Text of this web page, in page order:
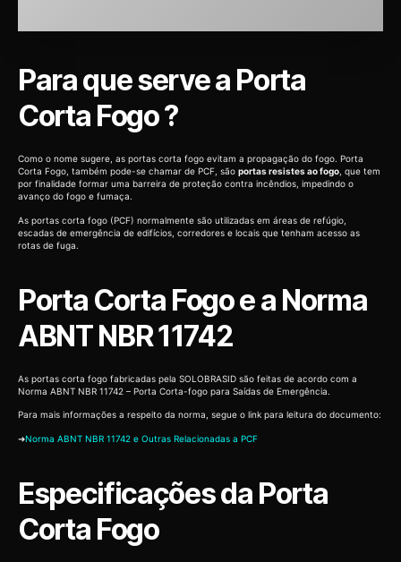
Para que serve a Porta
Corta Fogo ?
Como o nome sugere, as portas corta fogo evitam a propagação do fogo. Porta
Corta Fogo, também pode-se chamar de PCF, são portas resistes ao fogo , que tem
por finalidade formar uma barreira de proteção contra incêndios, impedindo o
avanço do fogo e fumaça.
As portas corta fogo (PCF) normalmente são utilizadas em áreas de refúgio,
escadas de emergência de edifícios, corredores e locais que tenham acesso as
rotas de fuga.
Porta Corta Fogo e a Norma
ABNT NBR 11742
As portas corta fogo fabricadas pela SOLOBRASID são feitas de acordo com a
Norma ABNT NBR 11742 – Porta Corta-fogo para Saídas de Emergência.
Para mais informações a respeito da norma, segue o link para leitura do documento:
➜Norma ABNT NBR 11742 e Outras Relacionadas a PCF
Especificações da Porta
Corta Fogo